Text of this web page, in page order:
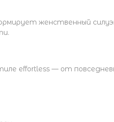
женственный
effortless — от